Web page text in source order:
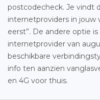
postcodecheck. Je vindt
internetproviders in jouw
eerst”. De andere optie
internetprovider van
beschikbare
info ten aanzien
en 4G voor thuis.